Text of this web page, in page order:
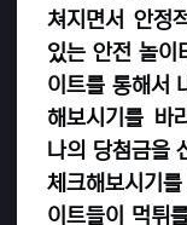
쳐지면서 안정
있는 안전 놀이
이트를 통해서
해보시기를 바
나의 당첨금을
체크해보시기
이트들이 먹튀